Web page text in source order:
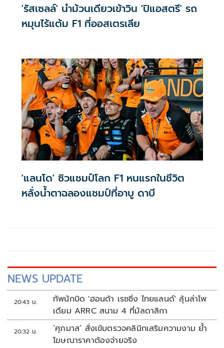
'รัสเซลล์' นำม้วนเดียวเข้าวิน 'ปิแอสตรี' รถ
หมุนไร้แต้ม F1 ที่ออสเตรเลีย
'แลนโด' ซิวแชมป์โลก F1 หนแรกในชีวิต
หลั่งน้ำตาฉลองแชมป์ที่อาบู ดาบี
NEWS UPDATE
20:43 น.
ทัพนักบิด 'ฮอนด้า เรซซิ่ง ไทยแลนด์' ลุ้นล่าโพ
เดียม ARRC สนาม 4 ที่มัลดาลิกา
20:32 น.
‘ศุภมาส’ สั่งเข้มตรวจคลินิกเสริมความงาม ย้ำ
โฆษณาราคาต้องจ่ายจริง